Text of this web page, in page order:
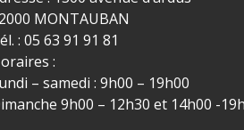
MONTAUBAN
: 05 63 91 91 81
:
– samedi : 9h00 – 19h00
9h00 – 12h30 et 14h00 -